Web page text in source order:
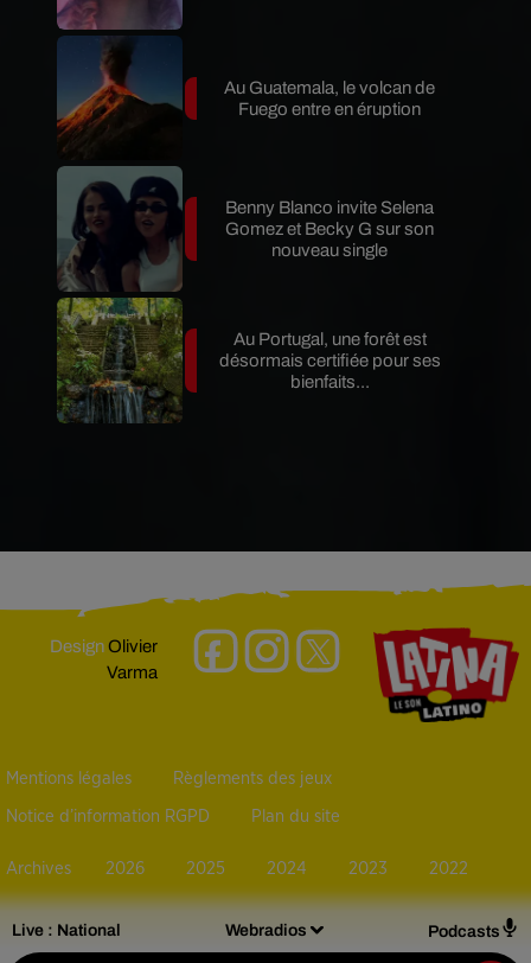
Live : National Webradios Podcasts
Au Guatemala, le volcan de
Fuego entre en éruption
Benny Blanco invite Selena
Gomez et Becky G sur son
nouveau single
Au Portugal, une forêt est
désormais certifiée pour ses
bienfaits...
DesignOlivier
Varma
Mentions légales Règlements des jeux
Notice d’information RGPD Plan du site
Archives 2026 2025 2024 2023 2022